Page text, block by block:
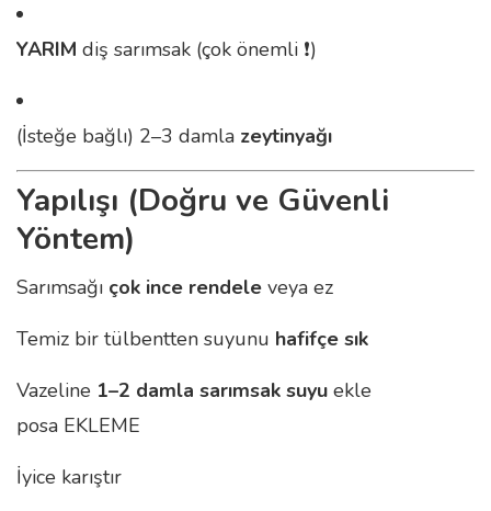
YARIM diş sarımsak (çok önemli ❗)
(İsteğe bağlı) 2–3 damla zeytinyağı
Yapılışı (Doğru ve Güvenli
Yöntem)
Sarımsağı çok ince rendele veya ez
Temiz bir tülbentten suyunu hafifçe sık
Vazeline 1–2 damla sarımsak suyu ekle
posa EKLEME
İyice karıştır